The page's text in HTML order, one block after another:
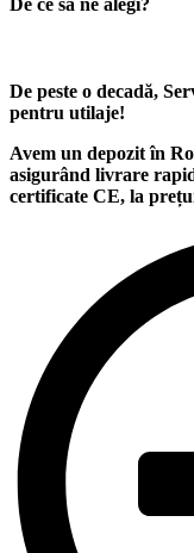
De peste o decadă,
pentru utilaje!
Avem un depozitîn
asigurând livrare
certificate CE, la